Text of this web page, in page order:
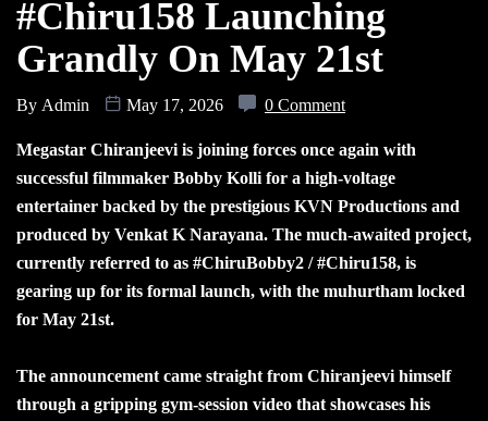
#Chiru158 Launching
Grandly On May 21st
By Admin May 17, 2026 0 Comment
Megastar Chiranjeevi is joining forces once again with
successful filmmaker Bobby Kolli for a high-voltage
entertainer backed by the prestigious KVN Productions and
produced by Venkat K Narayana. The much-awaited project,
currently referred to as #ChiruBobby2 / #Chiru158, is
gearing up for its formal launch, with the muhurtham locked
for May 21st.
The announcement came straight from Chiranjeevi himself
through a gripping gym-session video that showcases his